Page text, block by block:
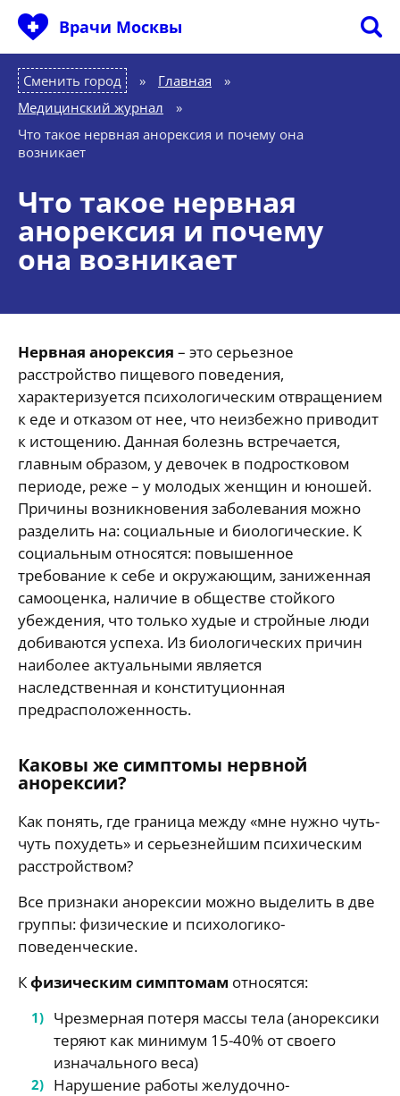
Врачи Москвы
Сменить город Главная
»
Медицинский журнал
»
Что такое нервная анорексия и почему она
возникает
Что такое нервная
анорексия и почему
она возникает
Нервная анорексия – это серьезное
расстройство пищевого поведения,
характеризуется психологическим отвращением
к еде и отказом от нее, что неизбежно приводит
к истощению. Данная болезнь встречается,
главным образом, у девочек в подростковом
периоде, реже – у молодых женщин и юношей.
Причины возникновения заболевания можно
разделить на: социальные и биологические. К
социальным относятся: повышенное
требование к себе и окружающим, заниженная
самооценка, наличие в обществе стойкого
убеждения, что только худые и стройные люди
добиваются успеха. Из биологических причин
наиболее актуальными является
наследственная и конституционная
предрасположенность.
Каковы же симптомы нервной
анорексии?
Как понять, где граница между «мне нужно чуть-
чуть похудеть» и серьезнейшим психическим
расстройством?
Все признаки анорексии можно выделить в две
группы: физические и психологико-
поведенческие.
Кфизическим симптомам относятся:
Чрезмерная потеря массы тела (анорексики
теряют как минимум 15-40% от своего
изначального веса)
Нарушение работы желудочно-